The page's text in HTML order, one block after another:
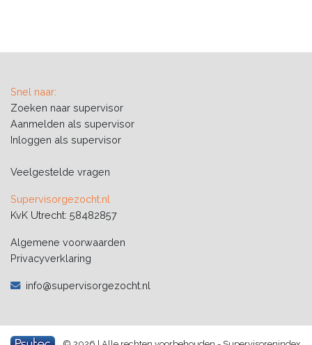
Snel naar:
Zoeken naar supervisor
Aanmelden als supervisor
Inloggen als supervisor
Veelgestelde vragen
Supervisorgezocht.nl
KvK Utrecht: 58482857
Algemene voorwaarden
Privacyverklaring
info@supervisorgezocht.nl